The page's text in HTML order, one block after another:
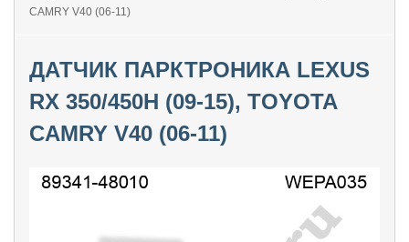
CAMRY V40 (06-11)
ДАТЧИК ПАРКТРОНИКА LEXUS
RX 350/450H (09-15), TOYOTA
CAMRY V40 (06-11)